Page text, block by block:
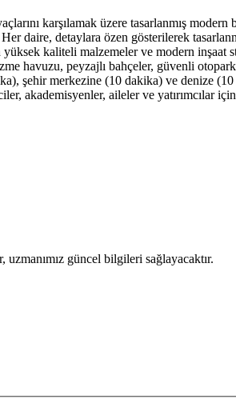
karşılamak üzere tasarlanmış
daire, detaylara özen gösterilerek
kaliteli malzemeler ve modern inşaat
havuzu, peyzajlı bahçeler, güvenli
şehir merkezine (10 dakika) ve denize
akademisyenler, aileler ve yatırımcılar
güncel bilgileri sağlayacaktır.